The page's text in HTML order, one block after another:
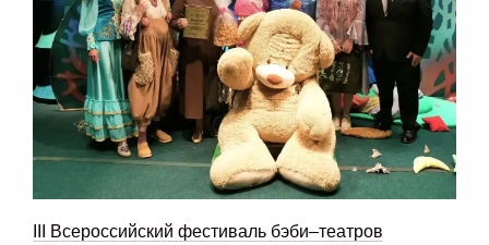
III Всероссийский фестиваль бэби–театров